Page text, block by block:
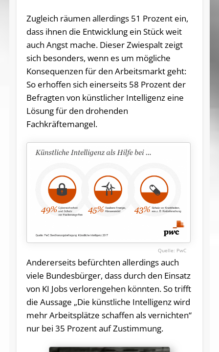
Zugleich räumen allerdings 51 Prozent ein,
dass ihnen die Entwicklung ein Stück weit
auch Angst mache. Dieser Zwiespalt zeigt
sich besonders, wenn es um mögliche
Konsequenzen für den Arbeitsmarkt geht:
So erhoffen sich einerseits 58 Prozent der
Befragten von künstlicher Intelligenz eine
Lösung für den drohenden
Fachkräftemangel.
PwC
Andererseits befürchten allerdings auch
viele Bundesbürger, dass durch den Einsatz
von KI Jobs verlorengehen könnten. So trifft
die Aussage „Die künstliche Intelligenz wird
mehr Arbeitsplätze schaffen als vernichten“
nur bei 35 Prozent auf Zustimmung.